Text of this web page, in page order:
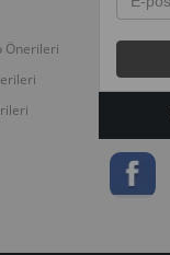
Önerileri